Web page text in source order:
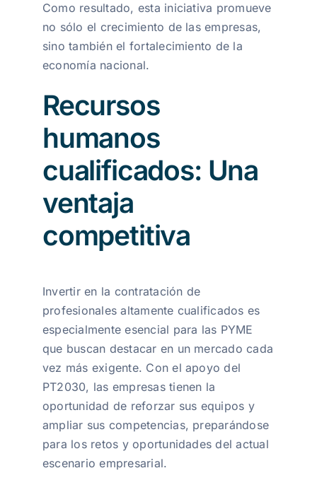
Como resultado, esta iniciativa promueve
no sólo el crecimiento de las empresas,
sino también el fortalecimiento de la
economía nacional.
Recursos
humanos
cualificados: Una
ventaja
competitiva
Invertir en la contratación de
profesionales altamente cualificados es
especialmente esencial para las PYME
que buscan destacar en un mercado cada
vez más exigente. Con el apoyo del
PT2030, las empresas tienen la
oportunidad de reforzar sus equipos y
ampliar sus competencias, preparándose
para los retos y oportunidades del actual
escenario empresarial.